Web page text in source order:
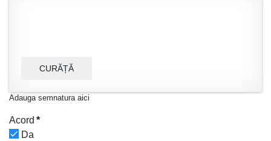
CURĂȚĂ
Adauga semnatura aici
Acord *
Da